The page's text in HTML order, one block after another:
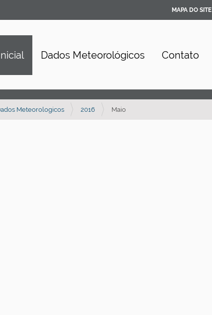
MAPA DO SITE
Dados Meteorológicos Contato
Meteorologicos 2016 Maio